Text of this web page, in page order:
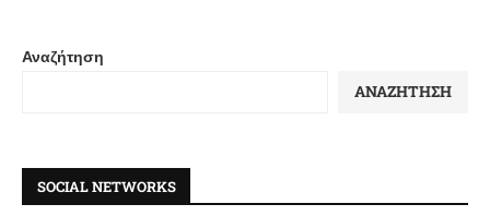
Αναζήτηση
ΑΝΑΖΉΤΗΣΗ
SOCIAL NETWORKS